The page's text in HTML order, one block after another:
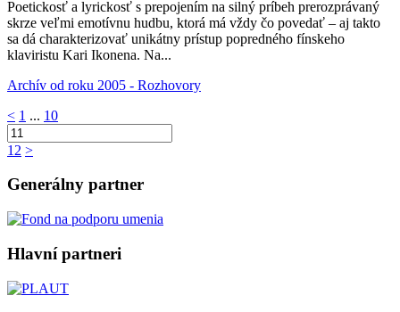
Poetickosť a lyrickosť s prepojením na silný príbeh prerozprávaný
skrze veľmi emotívnu hudbu, ktorá má vždy čo povedať – aj takto
sa dá charakterizovať unikátny prístup popredného fínskeho
klaviristu Kari Ikonena. Na...
Archív od roku 2005 - Rozhovory
< 1 ... 10
12 >
Generálny partner
Hlavní partneri